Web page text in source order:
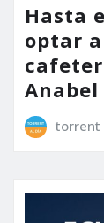
Hasta
optar
torrent